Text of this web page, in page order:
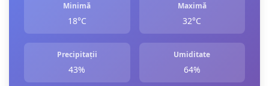
Minimă
18°C
Maximă
32°C
Precipitații
43%
Umiditate
64%